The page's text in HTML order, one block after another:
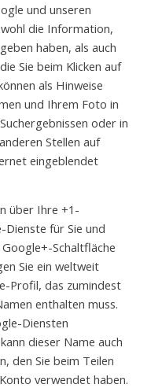
und unseren
die Information,
haben, als auch
Sie beim Klicken auf
als Hinweise
und Ihrem Foto in
oder in
Stellen auf
eingeblendet
über Ihre +1-
für Sie und
Schaltfläche
Sie ein weltweit
Profil, das zumindest
enthalten muss.
Diensten
dieser Name auch
den Sie beim Teilen
verwendet haben.